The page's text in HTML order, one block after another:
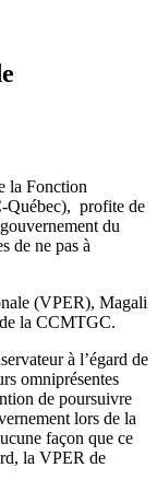
la Fonction
Québec), profite de
du
de ne pas à
(VPER), Magali
la CCMTGC.
à l’égard de
omniprésentes
de poursuivre
lors de la
façon que ce
la VPER de